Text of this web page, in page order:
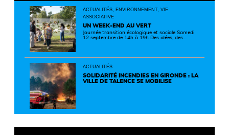
ACTUALITÉS, ENVIRONNEMENT, VIE
ASSOCIATIVE
UN WEEK-END AU VERT
Journée transition écologique et sociale Samedi
12 septembre de 14h à 19h Des idées, des
un territoire plus durable et solidaire.
ACTUALITÉS
SOLIDARITÉ INCENDIES EN GIRONDE : LA
VILLE DE TALENCE SE MOBILISE